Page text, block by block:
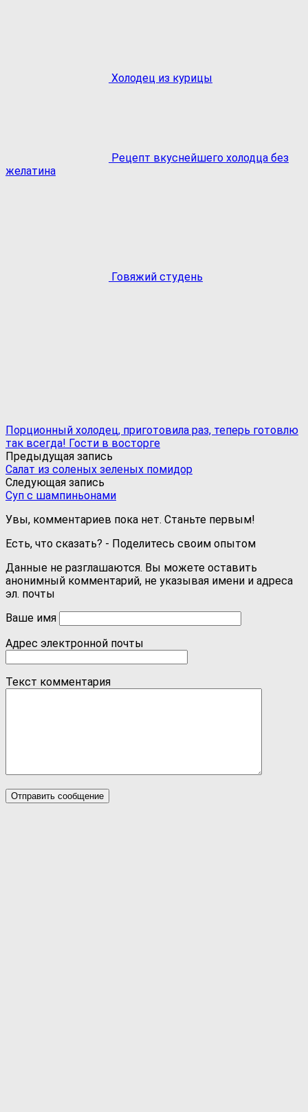
Холодец из курицы
Рецепт вкуснейшего холодца без
желатина
Говяжий студень
Порционный холодец, приготовила раз, теперь готовлю
так всегда! Гости в восторге
Предыдущая запись
Салат из соленых зеленых помидор
Следующая запись
Суп с шампиньонами
Увы, комментариев пока нет. Станьте первым!
Есть, что сказать? - Поделитесь своим опытом
Данные не разглашаются. Вы можете оставить
анонимный комментарий, не указывая имени и адреса
эл. почты
Ваше имя
Адрес электронной почты
Текст комментария